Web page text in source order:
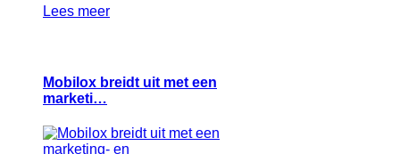
Lees meer
Mobilox breidt uit met een
marketi…